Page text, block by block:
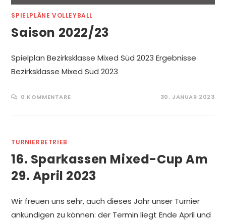
SPIELPLÄNE VOLLEYBALL
Saison 2022/23
Spielplan Bezirksklasse Mixed Süd 2023 Ergebnisse
Bezirksklasse Mixed Süd 2023
0 KOMMENTARE 30. JANUAR 2023
TURNIERBETRIEB
16. Sparkassen Mixed-Cup Am
29. April 2023
Wir freuen uns sehr, auch dieses Jahr unser Turnier
ankündigen zu können: der Termin liegt Ende April und